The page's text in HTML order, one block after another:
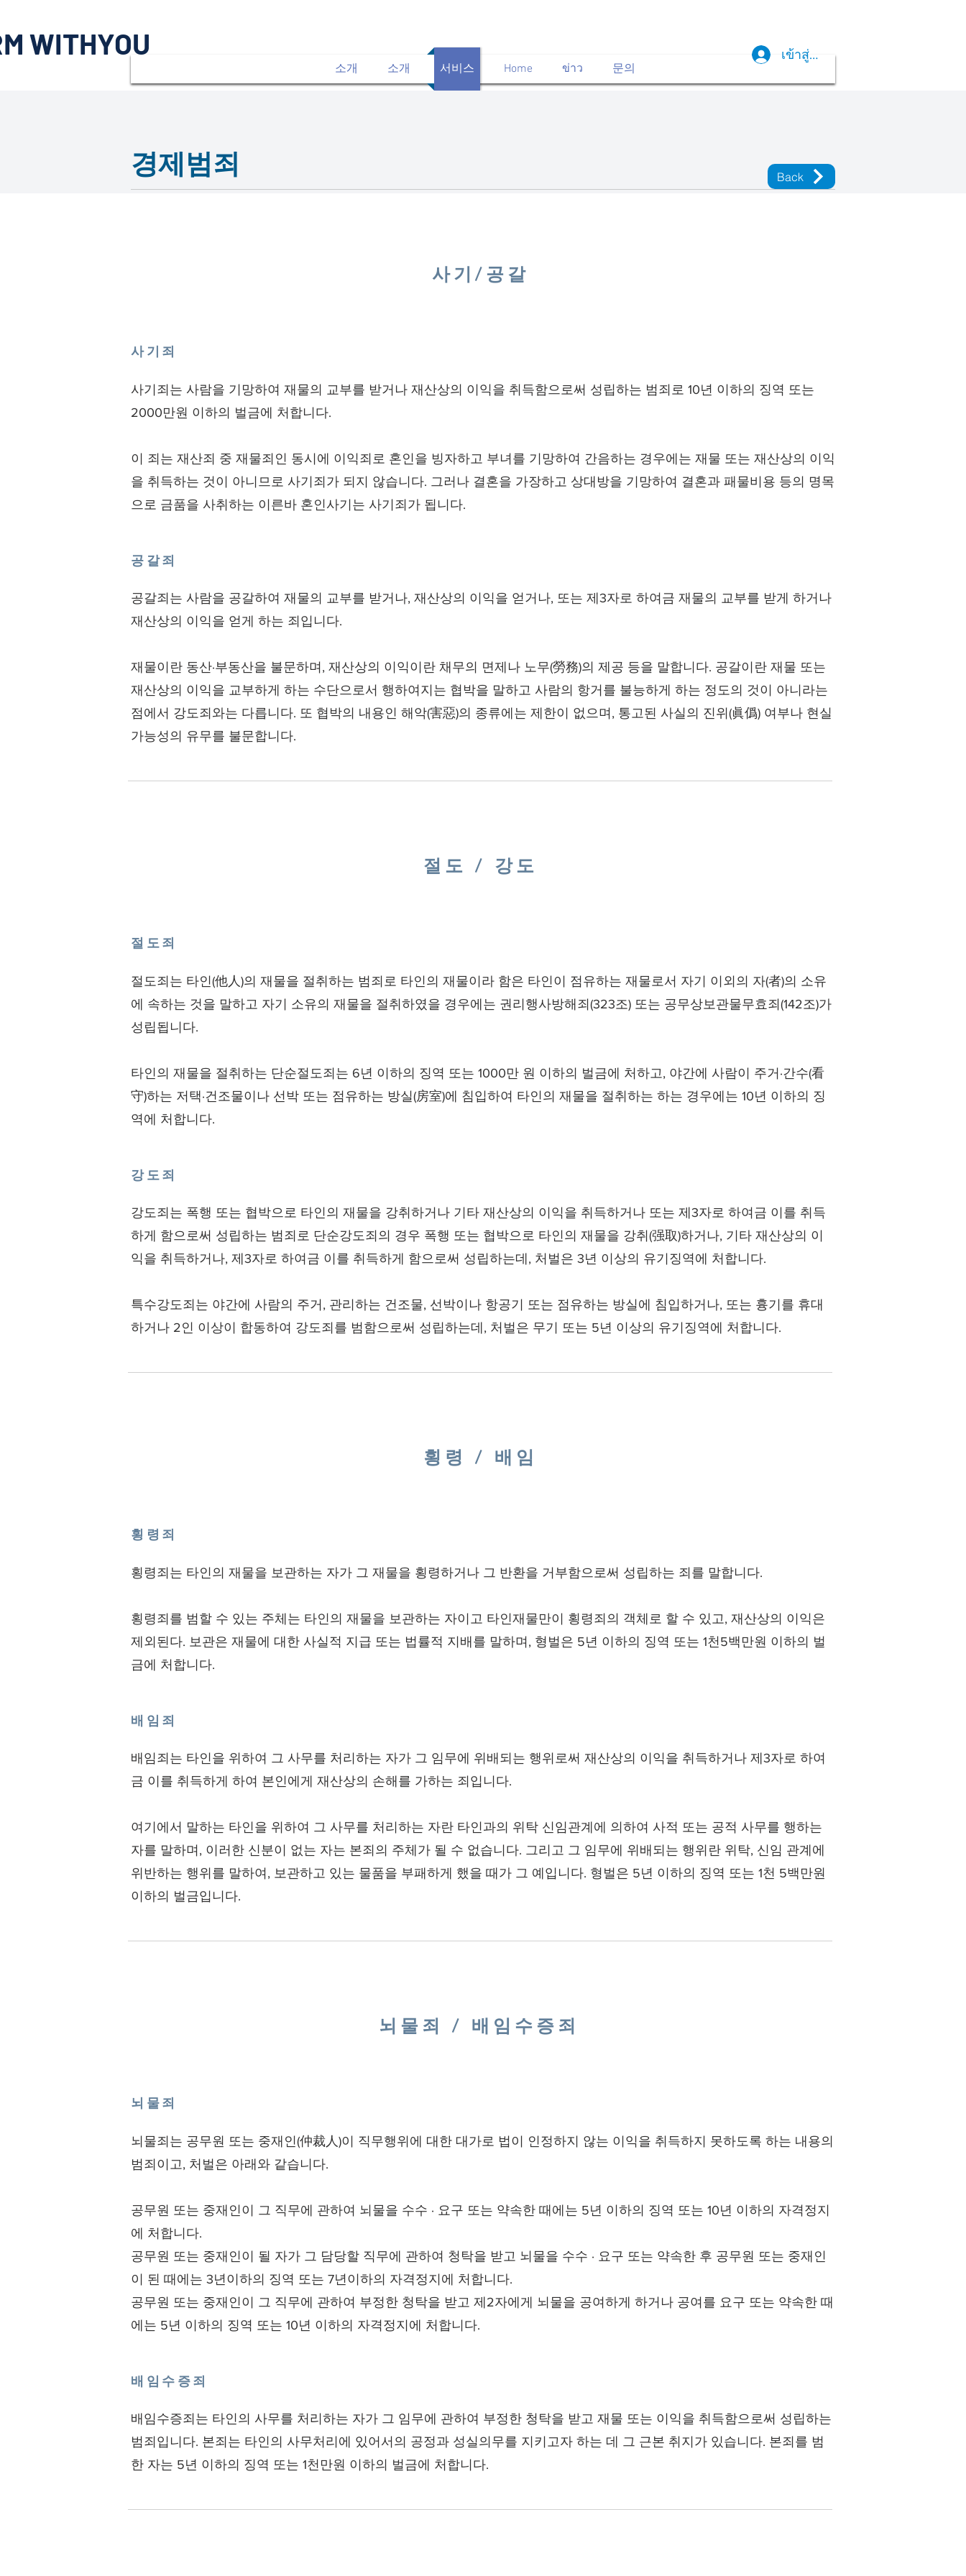
WITHYOU
소개 소개 서비스 Home ข่าว 문의
เข้าสู่ระบบ
경제범죄 Back
사기/공갈
사기죄
사기죄는 사람을 기망하여 재물의 교부를 받거나 재산상의 이익을 취득함으로써 성립하는 범죄로 10년 이하의 징역 또는
2000만원 이하의 벌금에 처합니다.
이 죄는 재산죄 중 재물죄인 동시에 이익죄로 혼인을 빙자하고 부녀를 기망하여 간음하는 경우에는 재물 또는 재산상의 이익
을 취득하는 것이 아니므로 사기죄가 되지 않습니다. 그러나 결혼을 가장하고 상대방을 기망하여 결혼과 패물비용 등의 명목
으로 금품을 사취하는 이른바 혼인사기는 사기죄가 됩니다.
공갈죄
공갈죄는 사람을 공갈하여 재물의 교부를 받거나, 재산상의 이익을 얻거나, 또는 제3자로 하여금 재물의 교부를 받게 하거나
재산상의 이익을 얻게 하는 죄입니다.
재물이란 동산·부동산을 불문하며, 재산상의 이익이란 채무의 면제나 노무(勞務)의 제공 등을 말합니다. 공갈이란 재물 또는
재산상의 이익을 교부하게 하는 수단으로서 행하여지는 협박을 말하고 사람의 항거를 불능하게 하는 정도의 것이 아니라는
점에서 강도죄와는 다릅니다. 또 협박의 내용인 해악(害惡)의 종류에는 제한이 없으며, 통고된 사실의 진위(眞僞) 여부나 현실
가능성의 유무를 불문합니다.
절도 / 강도
절도죄
절도죄는 타인(他人)의 재물을 절취하는 범죄로 타인의 재물이라 함은 타인이 점유하는 재물로서 자기 이외의 자(者)의 소유
에 속하는 것을 말하고 자기 소유의 재물을 절취하였을 경우에는 권리행사방해죄(323조) 또는 공무상보관물무효죄(142조)가
성립됩니다.
타인의 재물을 절취하는 단순절도죄는 6년 이하의 징역 또는 1000만 원 이하의 벌금에 처하고, 야간에 사람이 주거·간수(看
守)하는 저택·건조물이나 선박 또는 점유하는 방실(房室)에 침입하여 타인의 재물을 절취하는 하는 경우에는 10년 이하의 징
역에 처합니다.
강도죄
강도죄는 폭행 또는 협박으로 타인의 재물을 강취하거나 기타 재산상의 이익을 취득하거나 또는 제3자로 하여금 이를 취득
하게 함으로써 성립하는 범죄로 단순강도죄의 경우 폭행 또는 협박으로 타인의 재물을 강취(强取)하거나, 기타 재산상의 이
익을 취득하거나, 제3자로 하여금 이를 취득하게 함으로써 성립하는데, 처벌은 3년 이상의 유기징역에 처합니다.
특수강도죄는 야간에 사람의 주거, 관리하는 건조물, 선박이나 항공기 또는 점유하는 방실에 침입하거나, 또는 흉기를 휴대
하거나 2인 이상이 합동하여 강도죄를 범함으로써 성립하는데, 처벌은 무기 또는 5년 이상의 유기징역에 처합니다.
횡령 / 배임
횡령죄
횡령죄는 타인의 재물을 보관하는 자가 그 재물을 횡령하거나 그 반환을 거부함으로써 성립하는 죄를 말합니다.
횡령죄를 범할 수 있는 주체는 타인의 재물을 보관하는 자이고 타인재물만이 횡령죄의 객체로 할 수 있고, 재산상의 이익은
제외된다. 보관은 재물에 대한 사실적 지급 또는 법률적 지배를 말하며, 형벌은 5년 이하의 징역 또는 1천5백만원 이하의 벌
금에 처합니다.
배임죄
배임죄는 타인을 위하여 그 사무를 처리하는 자가 그 임무에 위배되는 행위로써 재산상의 이익을 취득하거나 제3자로 하여
금 이를 취득하게 하여 본인에게 재산상의 손해를 가하는 죄입니다.
여기에서 말하는 타인을 위하여 그 사무를 처리하는 자란 타인과의 위탁 신임관계에 의하여 사적 또는 공적 사무를 행하는
자를 말하며, 이러한 신분이 없는 자는 본죄의 주체가 될 수 없습니다. 그리고 그 임무에 위배되는 행위란 위탁, 신임 관계에
위반하는 행위를 말하여, 보관하고 있는 물품을 부패하게 했을 때가 그 예입니다. 형벌은 5년 이하의 징역 또는 1천 5백만원
이하의 벌금입니다.
뇌물죄 / 배임수증죄
뇌물죄
뇌물죄는 공무원 또는 중재인(仲裁人)이 직무행위에 대한 대가로 법이 인정하지 않는 이익을 취득하지 못하도록 하는 내용의
범죄이고, 처벌은 아래와 같습니다.
공무원 또는 중재인이 그 직무에 관하여 뇌물을 수수 · 요구 또는 약속한 때에는 5년 이하의 징역 또는 10년 이하의 자격정지
에 처합니다.
공무원 또는 중재인이 될 자가 그 담당할 직무에 관하여 청탁을 받고 뇌물을 수수 · 요구 또는 약속한 후 공무원 또는 중재인
이 된 때에는 3년이하의 징역 또는 7년이하의 자격정지에 처합니다.
공무원 또는 중재인이 그 직무에 관하여 부정한 청탁을 받고 제2자에게 뇌물을 공여하게 하거나 공여를 요구 또는 약속한 때
에는 5년 이하의 징역 또는 10년 이하의 자격정지에 처합니다.
배임수증죄
배임수증죄는 타인의 사무를 처리하는 자가 그 임무에 관하여 부정한 청탁을 받고 재물 또는 이익을 취득함으로써 성립하는
범죄입니다. 본죄는 타인의 사무처리에 있어서의 공정과 성실의무를 지키고자 하는 데 그 근본 취지가 있습니다. 본죄를 범
한 자는 5년 이하의 징역 또는 1천만원 이하의 벌금에 처합니다.